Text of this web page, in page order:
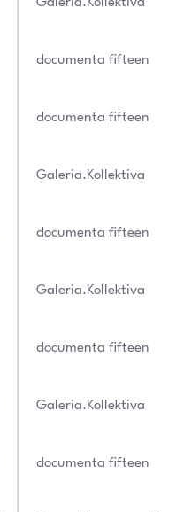
documenta fifteen
documenta fifteen
Galeria.Kollektiva
documenta fifteen
Galeria.Kollektiva
documenta fifteen
Galeria.Kollektiva
documenta fifteen